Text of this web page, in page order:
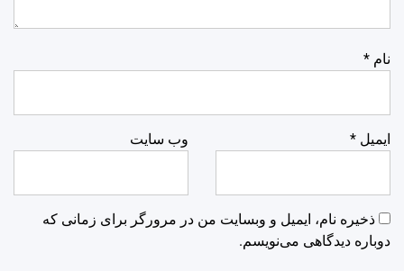
نام *
ایمیل * وب‌ سایت
ذخیره نام، ایمیل و وبسایت من در مرورگر برای زمانی که
دوباره دیدگاهی می‌نویسم.